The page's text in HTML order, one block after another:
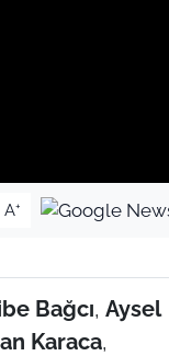
A+
Bağcı, Aysel
Karaca,